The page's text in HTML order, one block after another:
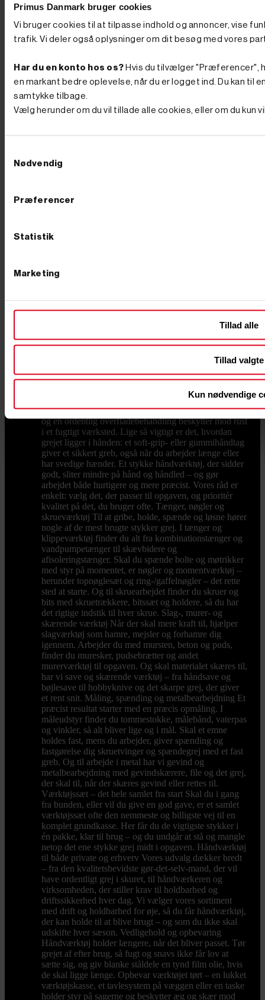
Primus Danmark bruger cookies
Vi bruger cookies til at tilpasse indhold og annoncer, vise
trafik. Vi deler også oplysninger om dit besøg med vores
Har du en konto hos os? Hvis du tilvælger "Præferencer",
en markant bedre oplevelse, når du er logget ind. Du kan
samtykke tilbage.
Vælg herunder om du vil tillade alle cookies, eller om du kun
Nødvendig
Præferencer
Statistik
Marketing
Tillad alle
Tillad valgte
Kun nødvendige
jordtyper og fås i både hånddrevne og motoriserede
store opgaver. Motoriserede pælebor, som
benzindrevne modeller, reducerer fysisk belastning og
jorden omkring hullet, hvilket sikrer et ryddeligt
arbejdsområde. Det er et alsidigt værktøj, der hurtigt
kan tjene sig selv hjem gennem høj effektivitet og
præcision. Pris og kvalitet Når du skal vælge et
pælebor, er det vigtigt at overveje både pris og kvalitet.
passer til dit budget. Lynhurtig levering og venlig
Hos os kan du altid regne med konkurrencedygtige
velkommen til at kontakte os på tlf. +45 76 62 00 36
byggeplads Godt håndværktøj er det, der bliver
og erhverv siden 2002, og vi har samlet et bredt udvalg
af håndværktøj i en kvalitet, der kan holde til at blive
skal fylde den første værktøjskasse op eller mangler ét
bestemt stykke grej til dagens opgave, finder du det
håndværktøj, og hvad du skal kigge efter, når du
vælger. Sådan vælger du godt håndværktøj Kvalitet
handler om materialer, forarbejdning og ergonomi.
Hærdet stål holder skæret og kæberne skarpe længere,
og en ordentlig overfladebehandling beskytter mod rust
i et fugtigt værksted. Lige så vigtigt er det, hvordan
grejet ligger i hånden: et soft-grip- eller gummihåndtag
giver et sikkert greb, også når du arbejder længe eller
har svedige hænder. Et stykke håndværktøj, der sidder
godt, sliter mindre på hånd og håndled – og gør
arbejdet både hurtigere og mere præcist. Vores råd er
enkelt: vælg det, der passer til opgaven, og prioritér
kvalitet på det, du bruger ofte. Tænger, nøgler og
skrueværktøj Til at gribe, holde, spænde og løsne hører
nogle af de mest brugte stykker grej. I tænger og
klippeværktøj finder du alt fra kombinationstænger og
vandpumpetænger til skævbidere og
afisoleringstænger. Skal du spænde bolte og møtrikker
med styr på momentet, er nøgler og momentværktøj –
herunder topnøglesæt og ring-/gaffelnøgler – det rette
sted at starte. Og til skruearbejdet finder du skruer og
bits med skruetrækkere, bitssæt og holdere, så du har
det rigtige indstik til hver skrue. Slag-, murer- og
skærende værktøj Når der skal mere kraft til, hjælper
slagværktøj som hamre, mejsler og forhamre dig
igennem. Arbejder du med mursten, beton og puds,
finder du muresker, pudsebrætter og andet
murerværktøj til opgaven. Og skal materialet skæres til,
har vi save og skærende værktøj – fra håndsave og
bøjlesave til hobbyknive og det skarpe grej, der giver
et rent snit. Måling, spænding og metalbearbejdning Et
præcist resultat starter med en præcis opmåling. I
måleudstyr finder du tommestokke, målebånd, vaterpas
og vinkler, så alt bliver lige og i mål. Skal et emne
holdes fast, mens du arbejder, giver spænding og
fastgørelse dig skruetvinger og spændegrej med et fast
greb. Og til arbejde i metal har vi gevind og
metalbearbejdning med gevindskærere, file og det grej,
der skal til, når der skæres gevind eller rettes til.
Værktøjssæt – det hele samlet fra start Skal du i gang
fra bunden, eller vil du give en god gave, er et samlet
værktøjssæt ofte den nemmeste og billigste vej til en
komplet grundkasse. Her får du de vigtigste stykker i
én pakke, klar til brug – og du undgår at stå og mangle
netop det ene stykke grej midt i opgaven. Håndværktøj
til både private og erhverv Vores udvalg dækker bredt
– fra den kvalitetsbevidste gør-det-selv-mand, der vil
have ordentligt grej i skuret, til håndværkeren og
virksomheden, der stiller krav til holdbarhed og
driftssikkerhed hver dag. Vi vælger vores sortiment
med drift og holdbarhed for øje, så du får håndværktøj,
der kan holde til at blive brugt – og som du ikke skal
udskifte hver sæson. Vedligehold og opbevaring
Håndværktøj holder længere, når det bliver passet. Tør
grejet af efter brug, så fugt og snavs ikke får lov at
sætte sig, og giv blanke ståldele en tynd film olie, hvis
de skal ligge længe. Opbevar værktøjet tørt – en lukket
værktøjskasse, et tavlesystem på væggen eller en taske
holder styr på sagerne og beskytter æg og skær mod